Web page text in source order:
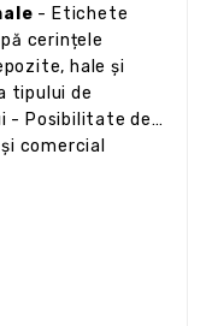
- Etichete
cerințele
hale și
tipului de
- Posibilitate de
comercial